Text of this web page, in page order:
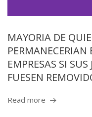
MAYORIA DE
PERMANECERIAN
EMPRESAS SI
FUESEN
Read more